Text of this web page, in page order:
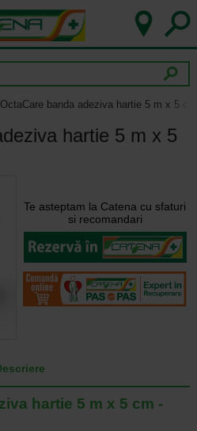
OctaCare banda adeziva hartie 5 m x 5 cm
hartie 5 m x 5
Te asteptam la Catena cu sfaturi
si recomandari
hartie 5 m x 5 cm -